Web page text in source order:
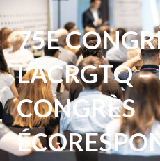
75E
L’ACRGTQ
CONGRÈS